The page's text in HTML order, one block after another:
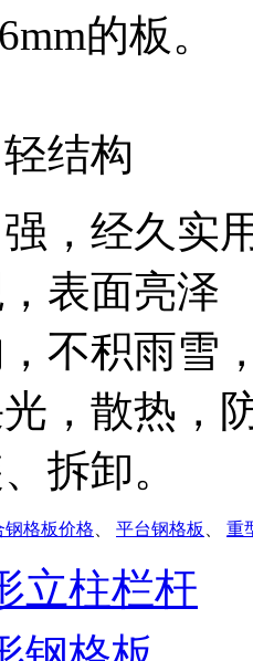
的板。
结构
，经久实
表面亮泽
不积雨雪
，散热，
拆卸。
钢格板价格 平台钢格板 重
立柱栏杆